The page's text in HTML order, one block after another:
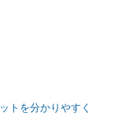
トを分かりやすく